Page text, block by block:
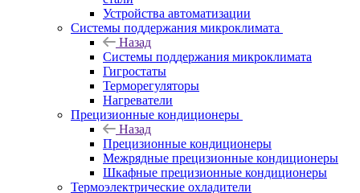
Устройства автоматизации
Системы поддержания микроклимата
Назад
Системы поддержания микроклимата
Гигростаты
Терморегуляторы
Нагреватели
Прецизионные кондиционеры
Назад
Прецизионные кондиционеры
Mежрядные прецизионные кондиционеры
Шкафные прецизионные кондиционеры
Термоэлектрические охладители